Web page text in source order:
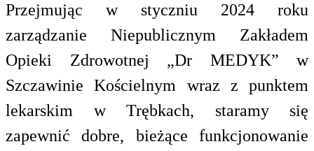
Przejmując w styczniu 2024 roku
zarządzanie Niepublicznym Zakładem
Opieki Zdrowotnej „Dr MEDYK” w
Szczawinie Kościelnym wraz z punktem
lekarskim w Trębkach, staramy się
zapewnić dobre, bieżące funkcjonowanie